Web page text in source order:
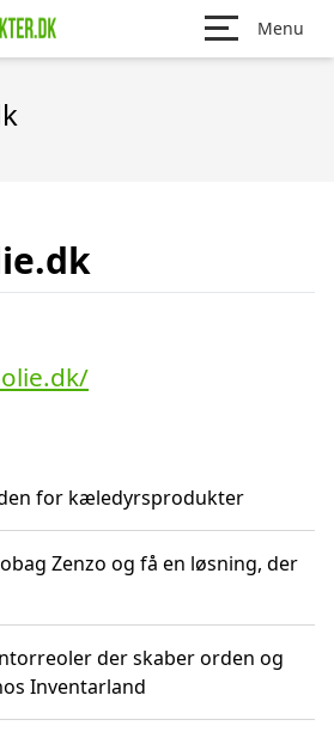
Menu
for kæledyrsprodukter
Zenzo og få en løsning, der
der skaber orden og
Inventarland